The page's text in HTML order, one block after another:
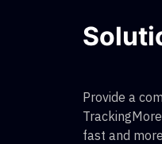
Provide a
fast and